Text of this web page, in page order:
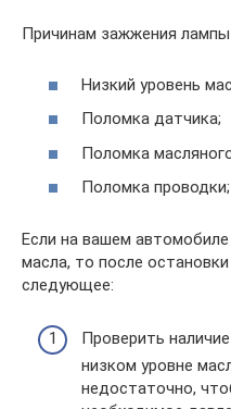
Причинам зажжения
Низкий уровень
Поломка датчика;
Поломка
Поломка проводки;
Если на вашем
масла, то после
следующее:
Проверить
низком уровне
недостаточно,